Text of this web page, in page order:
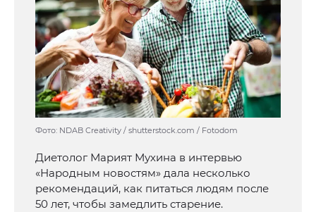
Фото: NDAB Creativity / shutterstock.com / Fotodom
Диетолог Марият Мухина в интервью
«Народным новостям» дала несколько
рекомендаций, как питаться людям после
50 лет, чтобы замедлить старение.